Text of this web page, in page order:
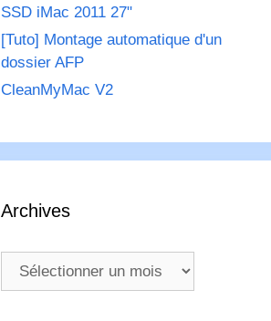
SSD iMac 2011 27"
[Tuto] Montage automatique d'un
dossier AFP
CleanMyMac V2
Archives
Archives